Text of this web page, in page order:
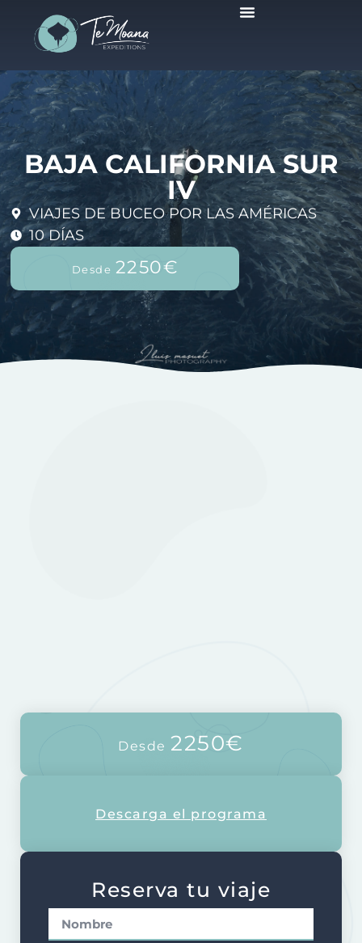
BAJA CALIFORNIA SUR
IV
VIAJES DE BUCEO POR LAS AMÉRICAS
10 DÍAS
Desde 2250€
Desde 2250€
Descarga el programa
Reserva tu viaje